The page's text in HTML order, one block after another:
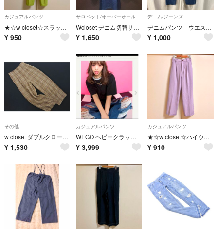
カジュアルパンツ
★☆w closet☆スラックスパンツ
¥ 950
サロペット/オーバーオール
Wcloset デニム切替サロペット ロングワンピース
¥ 1,650
デニム/ジーンズ
デニムパンツ ウエストゴム
¥ 1,000
その他
w closet ダブルクローゼット リネン混 チェック ワイド パンツ 茶 ■◆ レディース
¥ 1,530
カジュアルパンツ
WEGO ヘビークラッシュワイドデニム
¥ 3,999
カジュアルパンツ
★☆w closet☆ハイウエストセンタープレスパンツ
¥ 910